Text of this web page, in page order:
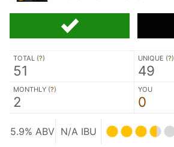
TOTAL (?)
51
UNIQUE (?)
49
MONTHLY (?)
2
YOU
0
5.9% ABV N/A IBU